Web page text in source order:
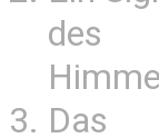
des
Das